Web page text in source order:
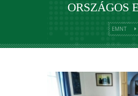
ORSZÁGOS
EMNT